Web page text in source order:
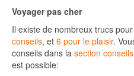
Voyager pas cher
Il existe de nombreux trucs
conseils, et 6 pour le plaisir.
conseils dans la section
est possible: